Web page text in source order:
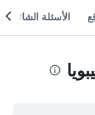
الأسئلة الشائعة